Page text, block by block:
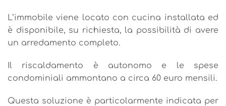
L’immobile viene locato con cucina installata ed
è disponibile, su richiesta, la possibilità di avere
un arredamento completo.
Il riscaldamento è autonomo e le spese
condominiali ammontano a circa 60 euro mensili.
Questa soluzione è particolarmente indicata per